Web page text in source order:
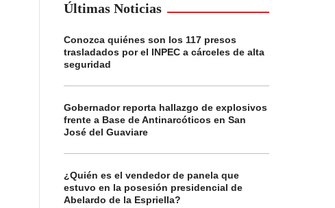
Últimas Noticias
Conozca quiénes son los 117 presos
trasladados por el INPEC a cárceles de alta
seguridad
Gobernador reporta hallazgo de explosivos
frente a Base de Antinarcóticos en San
José del Guaviare
¿Quién es el vendedor de panela que
estuvo en la posesión presidencial de
Abelardo de la Espriella?